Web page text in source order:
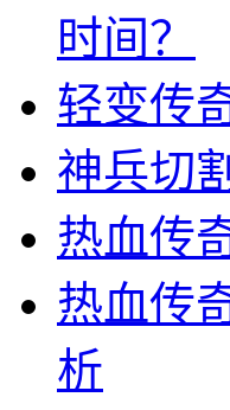
时间？
轻变传
神兵切
热血传
热血传
析